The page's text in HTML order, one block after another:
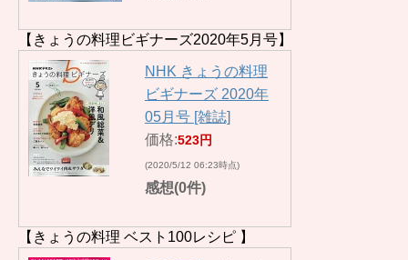
【きょうの料理ビギナーズ2020年5月号】
NHK きょうの料理
ビギナーズ 2020年
05月号 [雑誌]
価格:523円
(2020/5/12 06:23時点)
感想(0件)
【きょうの料理 ベスト100レシピ 】